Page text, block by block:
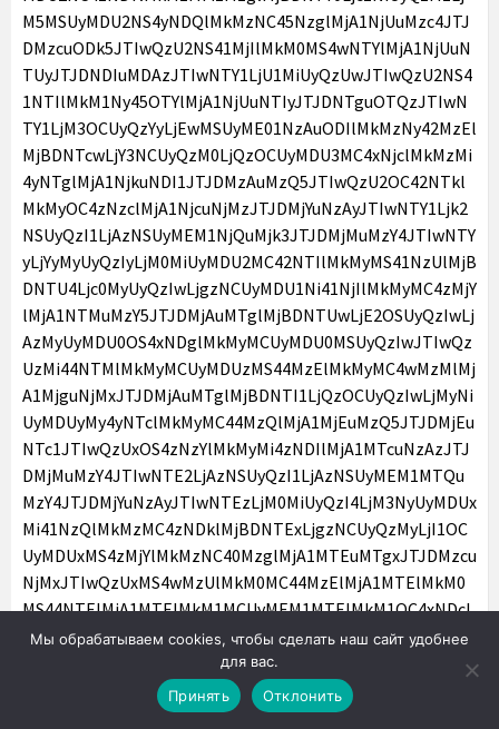
Мы обрабатываем cookies, чтобы сделать наш сайт удобнее
для вас.
Принять
Отклонить